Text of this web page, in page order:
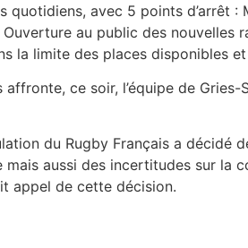
avec 5 points d’arrêt :
au public des nouvelles
la limite des places disponibles
ce soir, l’équipe de
du Rugby Français a décidé
aussi des incertitudes sur la
appel de cette décision.